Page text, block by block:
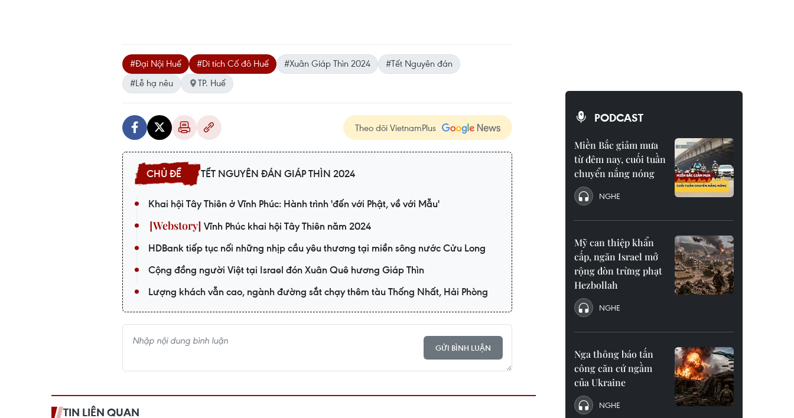
#Đại Nội Huế #Di tích Cố đô Huế #Xuân Giáp Thìn 2024
#Tết Nguyên đán
#Lễ hạ nêu
TP. Huế
Theo dõi VietnamPlus
TẾT NGUYÊN ĐÁN GIÁP THÌN 2024
Khai hội Tây Thiên ở Vĩnh Phúc: Hành trình 'đến với Phật, về với Mẫu'
Vĩnh Phúc khai hội Tây Thiên năm 2024
HDBank tiếp tục nối những nhịp cầu yêu thương tại miền sông nước Cửu Long
Cộng đồng người Việt tại Israel đón Xuân Quê hương Giáp Thìn
Lượng khách vẫn cao, ngành đường sắt chạy thêm tàu Thống Nhất, Hải Phòng
GỬI BÌNH LUẬN
TIN LIÊN QUAN
PODCAST
Miền Bắc giảm mưa
từ đêm nay, cuối tuần
chuyển nắng nóng
NGHE
Mỹ can thiệp khẩn
cấp, ngăn Israel mở
rộng đòn trừng phạt
Hezbollah
NGHE
Nga thông báo tấn
công căn cứ ngầm
của Ukraine
NGHE